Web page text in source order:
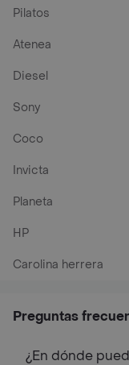
Pilatos
Atenea
Diesel
Sony
Coco
Invicta
Planeta
HP
Carolina herrera
Preguntas
¿En dónde